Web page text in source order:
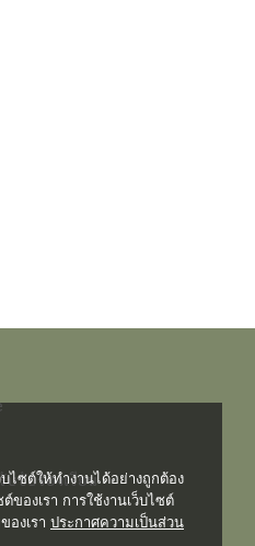
บข้อร้องเรียน
ไซต์ให้ทำงานได้อย่างถูกต้อง
ของเรา การใช้งานเว็บไซต์
งเรา ประกาศความเป็นส่วน